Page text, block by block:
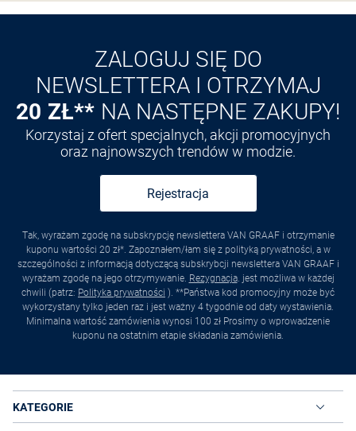
Odkryj aplikację VANGRAAF
ZALOGUJ SIĘ DO
NEWSLETTERA I OTRZYMAJ
20 ZŁ** NA NASTĘPNE ZAKUPY!
Korzystaj z ofert specjalnych, akcji promocyjnych
oraz najnowszych trendów w modzie.
Rejestracja
Tak, wyrażam zgodę na subskrypcję newslettera VAN GRAAF i otrzymanie
kuponu wartości 20 zł*. Zapoznałem/łam się z polityką prywatności, a w
szczególności z informacją dotyczącą subskrybcji newslettera VAN GRAAF i
wyrażam zgodę na jego otrzymywanie. Rezygnacja. jest możliwa w każdej
chwili (patrz: Polityka prywatności ). **Państwa kod promocyjny może być
wykorzystany tylko jeden raz i jest ważny 4 tygodnie od daty wystawienia.
Minimalna wartość zamówienia wynosi 100 zł Prosimy o wprowadzenie
kuponu na ostatnim etapie składania zamówienia.
KATEGORIE